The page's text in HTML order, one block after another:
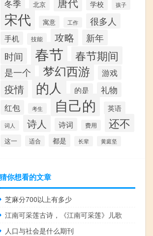
冬季 北京 学校 孩子
宋代 寓意 工作 很多人
手机 技能 攻略 新年
时间 春节 春节期间
是一个 梦幻西游 游戏
疫情 的人 的是
礼物
红包
考生 自己的 英语
词人 诗人 诗词 费用 还不
这一 适合 都是 长辈 黄庭坚
猜你想看的文章
芝麻分700以上有多少
江南可采莲古诗，《江南可采莲》儿歌
人口与社会是什么期刊